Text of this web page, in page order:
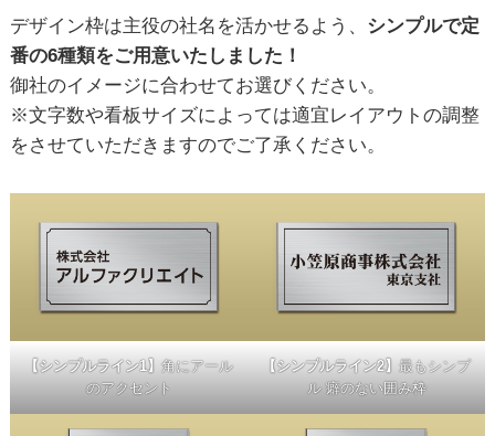
デザイン枠は主役の社名を活かせるよう、 シンプルで定
番の6種類をご用意いたしました！
御社のイメージに合わせてお選びください。
※文字数や看板サイズによっては適宜レイアウトの調整
をさせていただきますのでご了承ください。
【シンプルライン1】 角にアール
のアクセント
【シンプルライン2】 最もシンプ
ル 癖のない囲み枠